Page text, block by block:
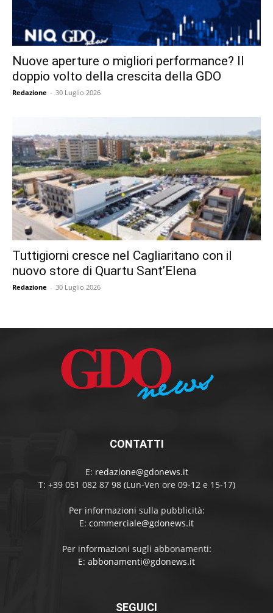
Nuove aperture o migliori performance? Il
doppio volto della crescita della GDO
Redazione - 30 Luglio 2026
Tuttigiorni cresce nel Cagliaritano con il
nuovo store di Quartu Sant’Elena
Redazione - 30 Luglio 2026
CONTATTI
E: redazione@gdonews.it
T: +39 051 082 87 98 (Lun-Ven ore 09-12 e 15-17)
Per informazioni sulla pubblicità:
E: commerciale@gdonews.it
Per informazioni sugli abbonamenti:
E: abbonamenti@gdonews.it
SEGUICI